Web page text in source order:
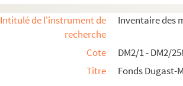
Intitulé de l'instrument de
recherche
Inventaire des
Cote
DM2/1 - DM2/
Titre
Fonds Dugast-
Chartriers vendéens
La Geffardière en Montournais
La Forêt-sur-Sèvre (Deux-Sèvres)